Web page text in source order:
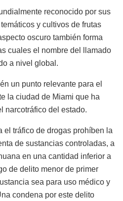
reconocido por sus
y cultivos de frutas
oscuro también forma
cuales el nombre del llamado
a nivel global.
un punto relevante para el
la ciudad de Miami que ha
narcotráfico del estado.
el tráfico de drogas prohíben la
de sustancias controladas, a
en una cantidad inferior a
de delito menor de primer
sea para uso médico y
condena por este delito